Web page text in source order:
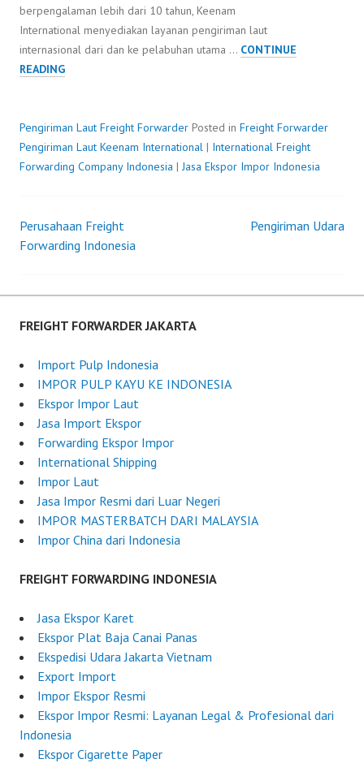
berpengalaman lebih dari 10 tahun, Keenam
International menyediakan layanan pengiriman laut
internasional dari dan ke pelabuhan utama … CONTINUE
READINGPENGIRIMAN
Pengiriman Laut Freight Forwarder Posted in Freight Forwarder
Pengiriman Laut P
o
e
d
a
2
8
,
2
0
2
b
y
e
i
F
r
w
a
r
d
e
I
n
d
n
s
i
a
Keenam International | International Freight
Forwarding Company Indonesia |Jasa Ekspor Impor Indonesia
Post
Perusahaan Freight
Forwarding Indonesia
Pengiriman Udara
FREIGHT FORWARDER JAKARTA
Import Pulp Indonesia
IMPOR PULP KAYU KE INDONESIA
Ekspor Impor Laut
Jasa Import Ekspor
Forwarding Ekspor Impor
International Shipping
Impor Laut
Jasa Impor Resmi dari Luar Negeri
IMPOR MASTERBATCH DARI MALAYSIA
Impor China dari Indonesia
FREIGHT FORWARDING INDONESIA
Jasa Ekspor Karet
Ekspor Plat Baja Canai Panas
Ekspedisi Udara Jakarta Vietnam
Export Import
Impor Ekspor Resmi
Ekspor Impor Resmi: Layanan Legal & Profesional dari
Indonesia
Ekspor Cigarette Paper